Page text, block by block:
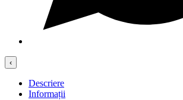
‹
Descriere
Informații